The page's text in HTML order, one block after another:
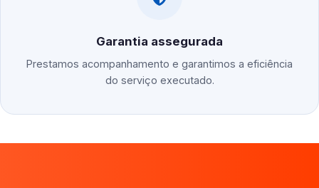
Garantia assegurada
Prestamos acompanhamento e garantimos a eficiência
do serviço executado.